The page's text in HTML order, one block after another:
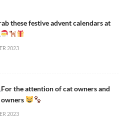
these festive advent calendars at
2023
For the attention of cat owners and
2023